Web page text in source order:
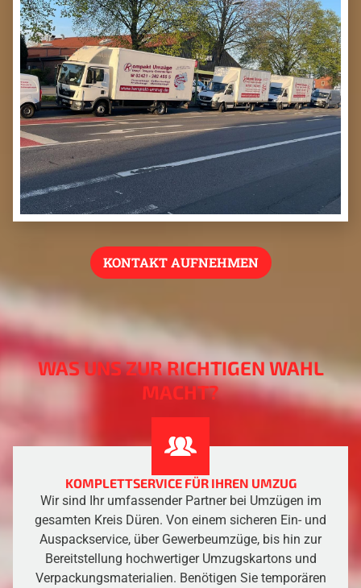
KONTAKT AUFNEHMEN
WAS UNS ZUR RICHTIGEN WAHL
MACHT?
KOMPLETTSERVICE FÜR IHREN UMZUG
Wir sind Ihr umfassender Partner bei Umzügen im
gesamten Kreis Düren. Von einem sicheren Ein- und
Auspackservice, über Gewerbeumzüge, bis hin zur
Bereitstellung hochwertiger Umzugskartons und
Verpackungsmaterialien. Benötigen Sie temporären